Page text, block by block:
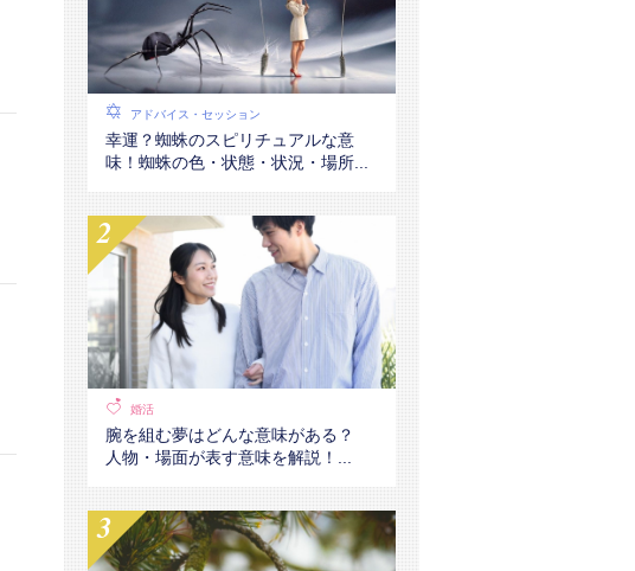
アドバイス・セッション
幸運？蜘蛛のスピリチュアルな意
味！蜘蛛の色・状態・状況・場所...
婚活
腕を組む夢はどんな意味がある？
人物・場面が表す意味を解説！...